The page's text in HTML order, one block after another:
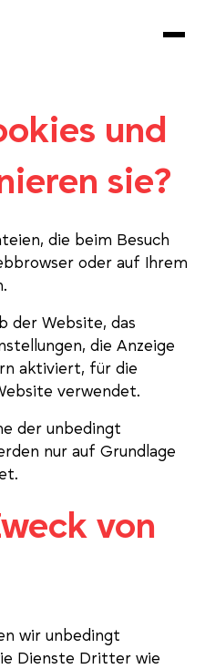
und
sie?
die beim Besuch
oder auf Ihrem
der Website, das
die Anzeige
aktiviert, für die
verwendet.
der unbedingt
nur auf Grundlage
von
wir unbedingt
Dienste Dritter wie